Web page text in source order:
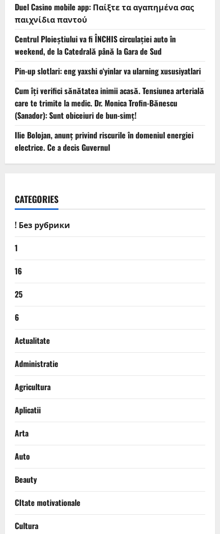
Duel Casino mobile app: Παίξτε τα αγαπημένα σας
παιχνίδια παντού
Centrul Ploieștiului va fi ÎNCHIS circulației auto în
weekend, de la Catedrală până la Gara de Sud
Pin-up slotlari: eng yaxshi o‘yinlar va ularning xususiyatlari
Cum îți verifici sănătatea inimii acasă. Tensiunea arterială
care te trimite la medic. Dr. Monica Trofin-Bănescu
(Sanador): Sunt obiceiuri de bun-simț!
Ilie Bolojan, anunț privind riscurile în domeniul energiei
electrice. Ce a decis Guvernul
CATEGORIES
! Без рубрики
1
16
25
6
Actualitate
Administratie
Agricultura
Aplicatii
Arta
Auto
Beauty
CItate motivationale
Cultura